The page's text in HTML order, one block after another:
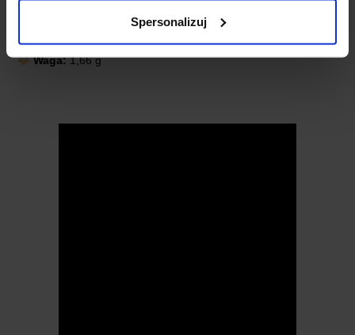
Spersonalizuj
Zabezpieczenie przed przerwanym obwodem
Wymiary modułu: 24 x 11 mm
Waga:1,66 g